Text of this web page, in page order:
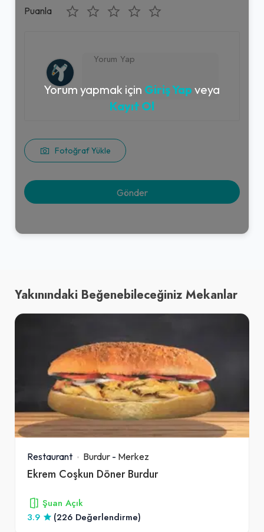
Puanla
Fotoğraf Yükle
Yorum yapmak için Giriş Yap veya
Kayıt Ol
Yakınındaki Beğenebileceğiniz Mekanlar
Restaurant Burdur - Merkez
Ekrem Coşkun Döner Burdur
Şuan Açık
3.9
(226 Değerlendirme)